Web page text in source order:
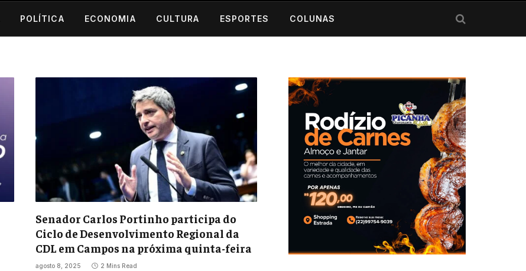
POLÍTICA ECONOMIA CULTURA ESPORTES COLUNAS
Senador Carlos Portinho participa do
Ciclo de Desenvolvimento Regional da
CDL em Campos na próxima quinta-feira
agosto 8, 2025 2 Mins Read